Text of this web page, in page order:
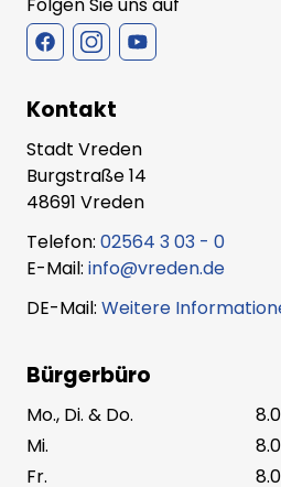
Kontakt
Stadt Vreden
Burgstraße 14
48691 Vreden
Telefon: 02564 3 03 - 0
E-Mail: info@vreden.de
DE-Mail: Weitere
Bürgerbüro
Mo., Di. & Do.
Mi.
Fr.